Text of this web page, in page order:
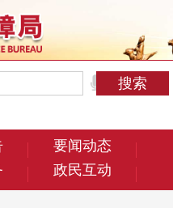
要闻动态
政民互动